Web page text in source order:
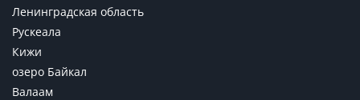
Ленинградская область
Рускеала
Кижи
озеро Байкал
Валаам